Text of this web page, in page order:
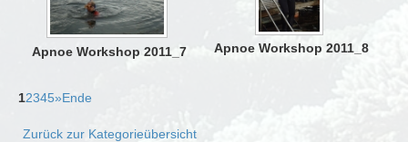
Apnoe Workshop 2011_7 Apnoe Workshop 2011_8
12345»Ende
Zurück zur Kategorieübersicht